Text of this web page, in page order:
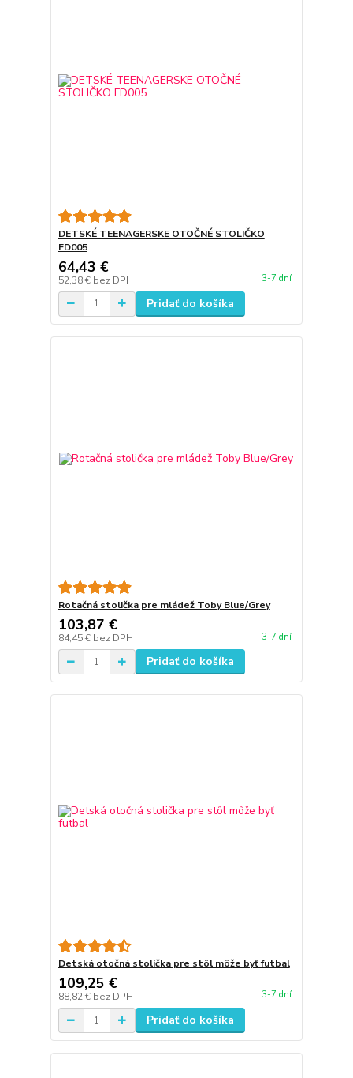
DETSKÉ TEENAGERSKE OTOČNÉ STOLIČKO
FD005
64,43 €
52,38 € bez DPH 3-7 dní
Pridať do košíka
Rotačná stolička pre mládež Toby Blue/Grey
103,87 €
84,45 € bez DPH 3-7 dní
Pridať do košíka
Detská otočná stolička pre stôl môže byť futbal
109,25 €
88,82 € bez DPH 3-7 dní
Pridať do košíka